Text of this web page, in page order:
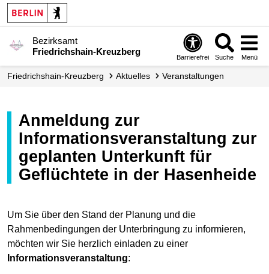
Bezirksamt
Friedrichshain-Kreuzberg
Barrierefrei Suche Menü
Friedrichshain-Kreuzberg Aktuelles Veranstaltungen
Anmeldung zur
Informationsveranstaltung zur
geplanten Unterkunft für
Geflüchtete in der Hasenheide
Um Sie über den Stand der Planung und die
Rahmenbedingungen der Unterbringung zu informieren,
möchten wir Sie herzlich einladen zu einer
Informationsveranstaltung: